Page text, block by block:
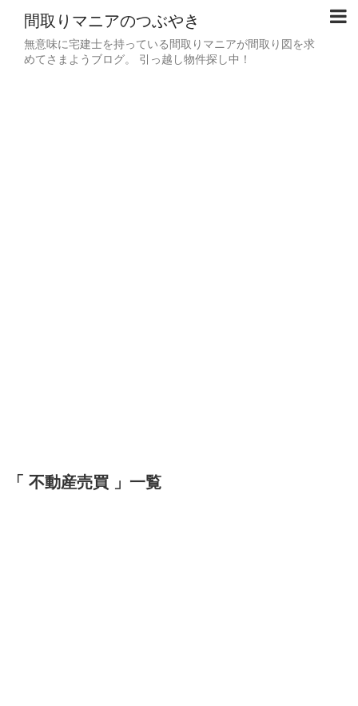
間取りマニアのつぶやき
無意味に宅建士を持っている間取りマニアが間取り図を求
めてさまようブログ。 引っ越し物件探し中！
「 不動産売買 」一覧